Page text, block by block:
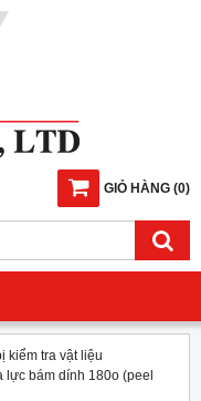
GIỎ HÀNG (0)
kiểm tra vật liệu
lực bám dính 180o (peel